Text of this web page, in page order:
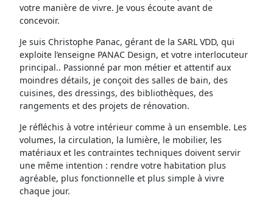
votre manière de vivre. Je vous écoute avant de
concevoir.
Je suis Christophe Panac, gérant de la SARL VDD, qui
exploite l’enseigne PANAC Design, et votre interlocuteur
principal.. Passionné par mon métier et attentif aux
moindres détails, je conçoit des salles de bain, des
cuisines, des dressings, des bibliothèques, des
rangements et des projets de rénovation.
Je réfléchis à votre intérieur comme à un ensemble. Les
volumes, la circulation, la lumière, le mobilier, les
matériaux et les contraintes techniques doivent servir
une même intention : rendre votre habitation plus
agréable, plus fonctionnelle et plus simple à vivre
chaque jour.